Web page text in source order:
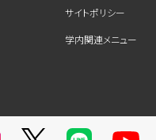
サイトポリシー
学内関連メニュー